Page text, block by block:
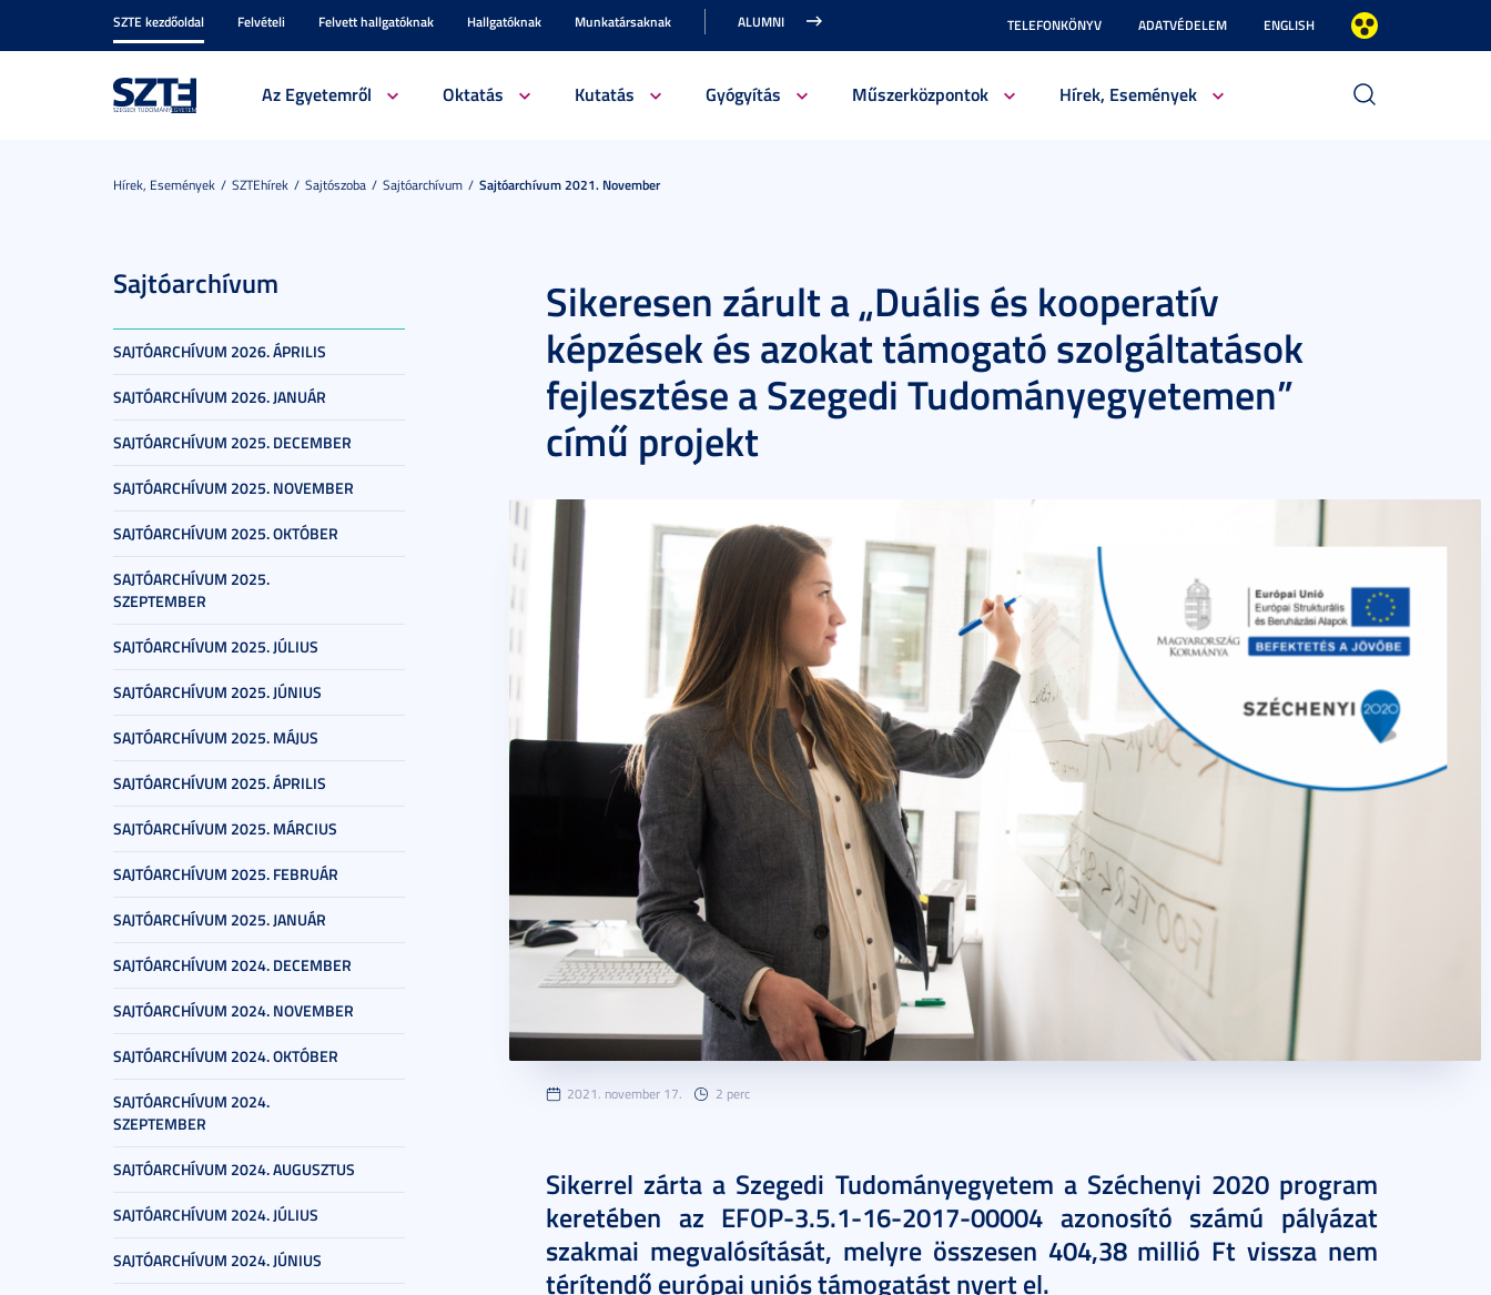
SZTE kezdőoldal Felvételi Felvett hallgatóknak Hallgatóknak Munkatársaknak ALUMNI TELEFONKÖNYV ADATVÉDELEM ENGLISH
Az Egyetemről Oktatás Kutatás Gyógyítás Műszerközpontok Hírek, Események
Hírek, Események SZTEhírek Sajtószoba Sajtóarchívum Sajtóarchívum 2021. November
Sajtóarchívum
SAJTÓARCHÍVUM 2026. ÁPRILIS
SAJTÓARCHÍVUM 2026. JANUÁR
SAJTÓARCHÍVUM 2025. DECEMBER
SAJTÓARCHÍVUM 2025. NOVEMBER
SAJTÓARCHÍVUM 2025. OKTÓBER
SAJTÓARCHÍVUM 2025.
SZEPTEMBER
SAJTÓARCHÍVUM 2025. JÚLIUS
SAJTÓARCHÍVUM 2025. JÚNIUS
SAJTÓARCHÍVUM 2025. MÁJUS
SAJTÓARCHÍVUM 2025. ÁPRILIS
SAJTÓARCHÍVUM 2025. MÁRCIUS
SAJTÓARCHÍVUM 2025. FEBRUÁR
SAJTÓARCHÍVUM 2025. JANUÁR
SAJTÓARCHÍVUM 2024. DECEMBER
SAJTÓARCHÍVUM 2024. NOVEMBER
SAJTÓARCHÍVUM 2024. OKTÓBER
SAJTÓARCHÍVUM 2024.
SZEPTEMBER
SAJTÓARCHÍVUM 2024. AUGUSZTUS
SAJTÓARCHÍVUM 2024. JÚLIUS
SAJTÓARCHÍVUM 2024. JÚNIUS
Sikeresen zárult a „Duális és kooperatív
képzések és azokat támogató szolgáltatások
fejlesztése a Szegedi Tudományegyetemen”
című projekt
2021. november 17. 2 perc
Sikerrel zárta a Szegedi Tudományegyetem a Széchenyi 2020 program
keretében az EFOP-3.5.1-16-2017-00004 azonosító számú pályázat
szakmai megvalósítását, melyre összesen 404,38 millió Ft vissza nem
térítendő európai uniós támogatást nyert el.